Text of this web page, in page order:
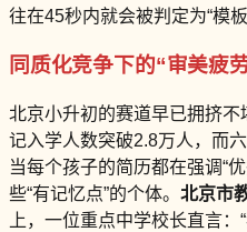
往在45秒内就会被判定为“模板
同质化竞争下的“审美疲
北京小升初的赛道早已拥挤
记入学人数突破2.8万人，而
当每个孩子的简历都在强调“
些“有记忆点”的个体。 北京市
上，一位重点中学校长直言：